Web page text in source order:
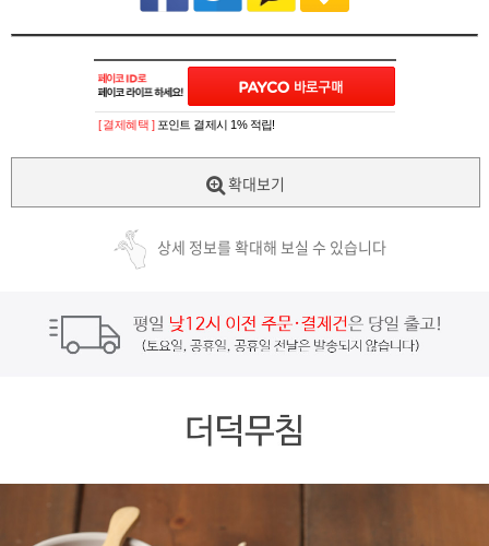
[ 결제혜택 ] 포인트 결제시 1% 적립!
확대보기
상세 정보를 확대해 보실 수 있습니다